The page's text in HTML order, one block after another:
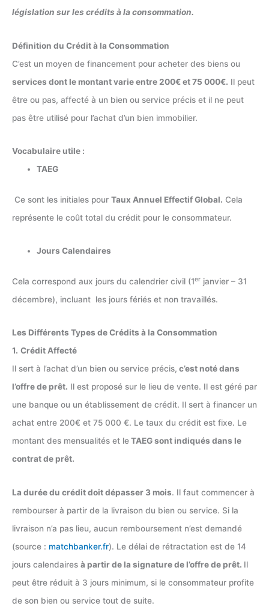
législation sur les crédits à la consommation.
Définition du Crédit à la Consommation
C’est un moyen de financement pour acheter des biens ou
services dont le montant varie entre 200€ et 75 000€. Il peut
être ou pas, affecté à un bien ou service précis et il ne peut
pas être utilisé pour l’achat d’un bien immobilier.
Vocabulaire utile :
TAEG
Ce sont les initiales pour Taux Annuel Effectif Global. Cela
représente le coût total du crédit pour le consommateur.
Jours Calendaires
Cela correspond aux jours du calendrier civil (1er janvier – 31
décembre), incluant les jours fériés et non travaillés.
Les Différents Types de Crédits à la Consommation
1. Crédit Affecté
Il sert à l’achat d’un bien ou service précis, c’est noté dans
l’offre de prêt. Il est proposé sur le lieu de vente. Il est géré par
une banque ou un établissement de crédit. Il sert à financer un
achat entre 200€ et 75 000 €. Le taux du crédit est fixe. Le
montant des mensualités et leTAEG sont indiqués dans le
contrat de prêt.
La durée du crédit doit dépasser 3 mois. Il faut commencer à
rembourser à partir de la livraison du bien ou service. Si la
livraison n’a pas lieu, aucun remboursement n’est demandé
(source : matchbanker.fr). Le délai de rétractation est de 14
jours calendaires à partir de la signature de l’offre de prêt. Il
peut être réduit à 3 jours minimum, si le consommateur profite
de son bien ou service tout de suite.